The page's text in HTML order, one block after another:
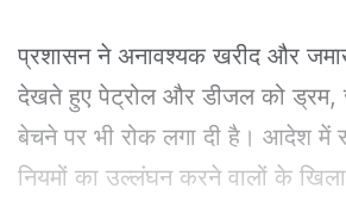
प्रशासन ने अनावश्यक खरीद और
देखते हुए पेट्रोल और डीजल को ड्रम,
बेचने पर भी रोक लगा दी है। आदेश में
नियमों का उल्लंघन करने वालों के